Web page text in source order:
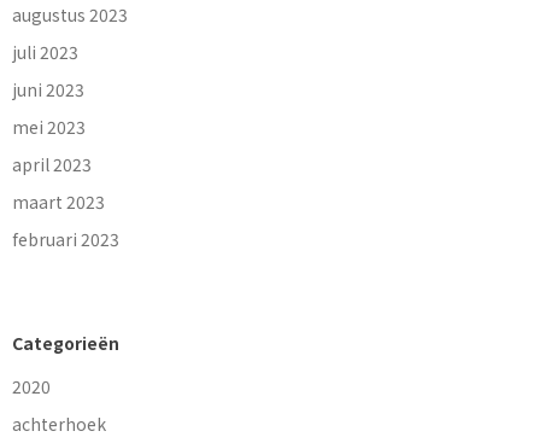
augustus 2023
juli 2023
juni 2023
mei 2023
april 2023
maart 2023
februari 2023
Categorieën
2020
achterhoek